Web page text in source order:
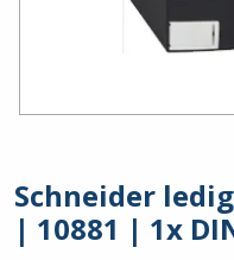
Schneider
| 10881 | 1x